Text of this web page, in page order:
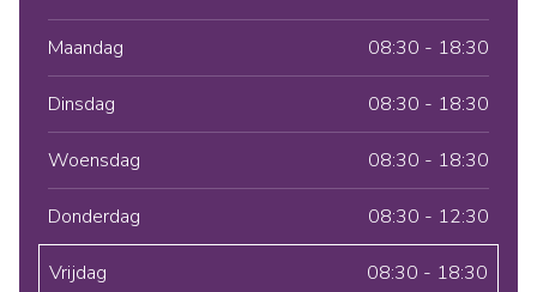
Maandag 08:30 - 18:30
Dinsdag 08:30 - 18:30
Woensdag 08:30 - 18:30
Donderdag 08:30 - 12:30
Vrijdag 08:30 - 18:30